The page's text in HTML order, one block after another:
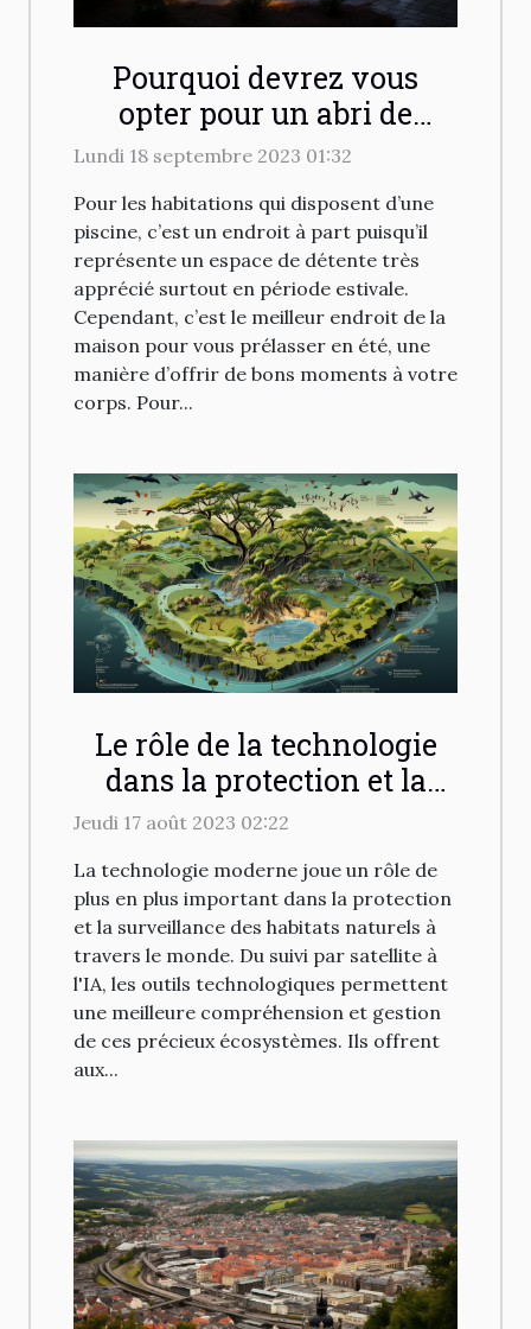
Pourquoi devrez vous
opter pour un abri de
piscine ?
Lundi 18 septembre 2023 01:32
Pour les habitations qui disposent d’une
piscine, c’est un endroit à part puisqu’il
représente un espace de détente très
apprécié surtout en période estivale.
Cependant, c’est le meilleur endroit de la
maison pour vous prélasser en été, une
manière d’offrir de bons moments à votre
corps. Pour...
Le rôle de la technologie
dans la protection et la
surveillance des habitats
Jeudi 17 août 2023 02:22
La technologie moderne joue un rôle de
plus en plus important dans la protection
et la surveillance des habitats naturels à
travers le monde. Du suivi par satellite à
l'IA, les outils technologiques permettent
une meilleure compréhension et gestion
de ces précieux écosystèmes. Ils offrent
aux...